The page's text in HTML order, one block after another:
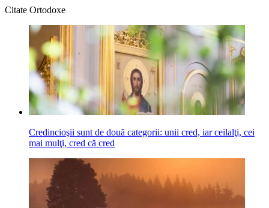
Citate Ortodoxe
Credincioşii sunt de două categorii: unii cred, iar ceilalţi, cei
mai mulţi, cred că cred